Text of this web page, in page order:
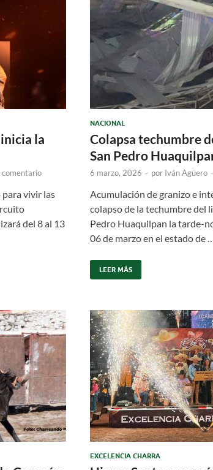
la
comentario
vivir las
del 8 al 13
NACIONAL
Colapsa techumbre
San Pedro
6 marzo, 2026 - por Iván Agüero -
Acumulación de granizo e
colapso de la techumbre del
Pedro Huaquilpan la tarde-
06 de marzo en el estado de …
LEER MÁS
EXCELENCIA CHARRA